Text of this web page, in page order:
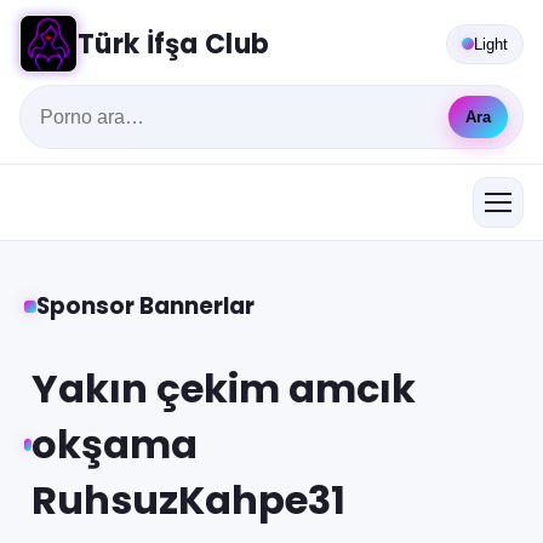
Türk İfşa Club
Ara
Light
Sponsor Bannerlar
Yakın çekim amcık
okşama
RuhsuzKahpe31